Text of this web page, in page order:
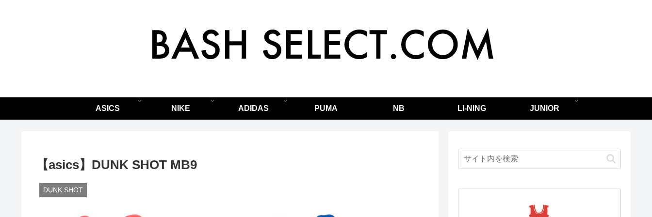
ASICS NIKE ADIDAS PUMA NB LI-NING JUNIOR
【asics】DUNK SHOT MB9
DUNK SHOT